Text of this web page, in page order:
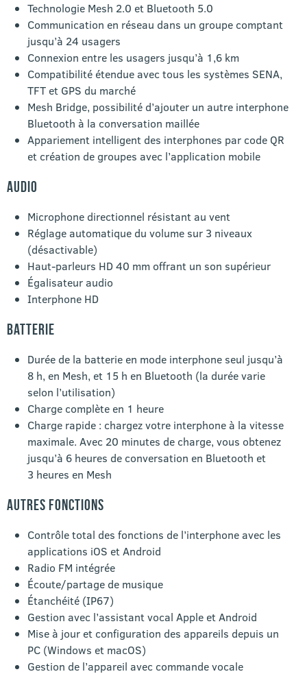
Technologie Mesh 2.0 et Bluetooth 5.0
Communication en réseau dans un groupe comptant
jusqu’à 24 usagers
Connexion entre les usagers jusqu’à 1,6 km
Compatibilité étendue avec tous les systèmes SENA,
TFT et GPS du marché
Mesh Bridge, possibilité d’ajouter un autre interphone
Bluetooth à la conversation maillée
Appariement intelligent des interphones par code QR
et création de groupes avec l’application mobile
AUDIO
Microphone directionnel résistant au vent
Réglage automatique du volume sur 3 niveaux
(désactivable)
Haut-parleurs HD 40 mm offrant un son supérieur
Égalisateur audio
Interphone HD
BATTERIE
Durée de la batterie en mode interphone seul jusqu’à
8 h, en Mesh, et 15 h en Bluetooth (la durée varie
selon l’utilisation)
Charge complète en 1 heure
Charge rapide : chargez votre interphone à la vitesse
maximale. Avec 20 minutes de charge, vous obtenez
jusqu’à 6 heures de conversation en Bluetooth et
3 heures en Mesh
AUTRES FONCTIONS
Contrôle total des fonctions de l’interphone avec les
applications iOS et Android
Radio FM intégrée
Écoute/partage de musique
Étanchéité (IP67)
Gestion avec l’assistant vocal Apple et Android
Mise à jour et configuration des appareils depuis un
PC (Windows et macOS)
Gestion de l’appareil avec commande vocale